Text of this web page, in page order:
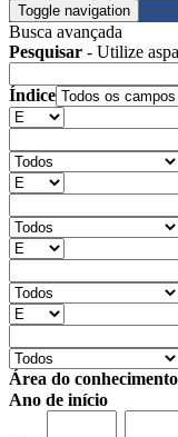
Toggle navigation
Busca avançada
Pesquisar - Utilize
Índice
Área do conhecimento
Ano de início